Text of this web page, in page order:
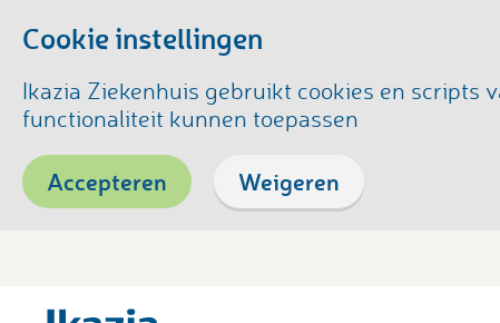
Cookie instellingen
Ikazia Ziekenhuis gebruikt cookies en scripts
functionaliteit kunnen toepassen
Accepteren Weigeren